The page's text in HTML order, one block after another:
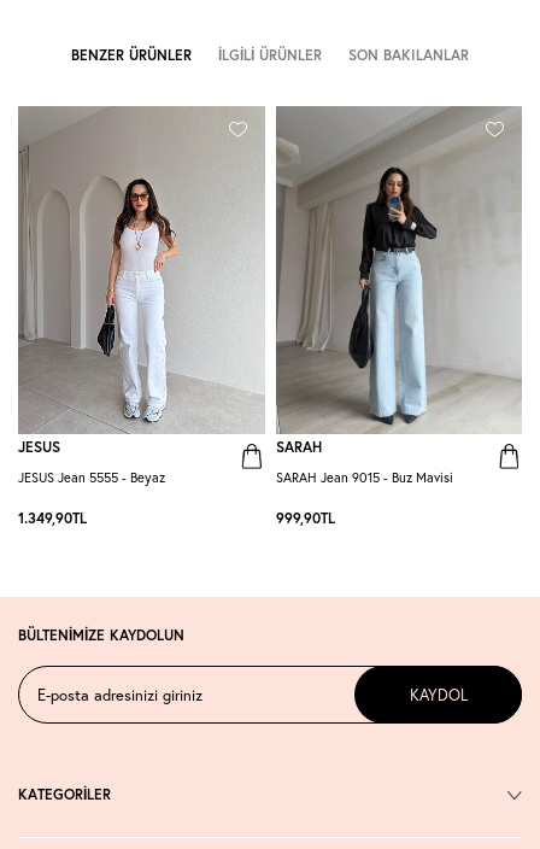
BENZER ÜRÜNLER İLGILI ÜRÜNLER SON BAKILANLAR
JESUS
JESUS Jean 5555 - Beyaz
1.349,90TL
SARAH
SARAH Jean 9015 - Buz Mavisi
999,90TL
BÜLTENİMİZE KAYDOLUN
KAYDOL
KATEGORİLER